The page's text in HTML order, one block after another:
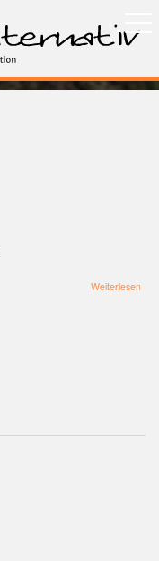
Weiterlesen